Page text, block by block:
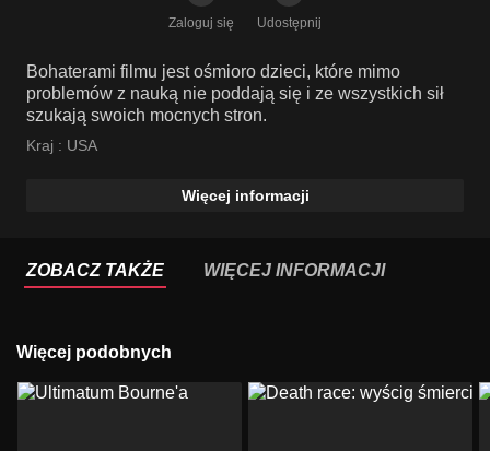
Zaloguj się Udostępnij
Bohaterami filmu jest ośmioro dzieci, które mimo
problemów z nauką nie poddają się i ze wszystkich sił
szukają swoich mocnych stron.
Kraj : USA
Więcej informacji
ZOBACZ TAKŻE WIĘCEJ INFORMACJI
Więcej podobnych